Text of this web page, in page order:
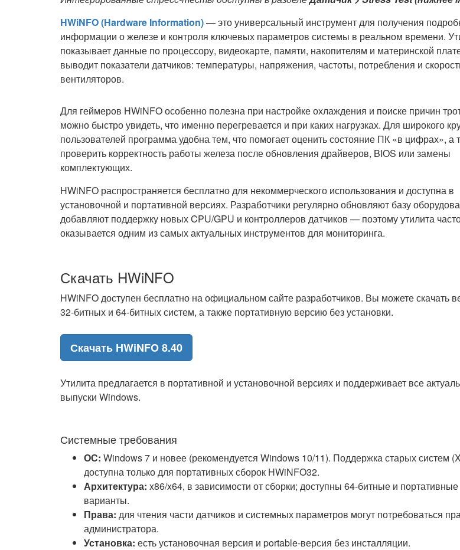
HWiNFO (Hardware Information)— это универсальный инструмент для получения
информации о железе и контроля ключевых параметров системы в реальном времени.
показывает данные по процессору, видеокарте, памяти, накопителям и материнской
выводит показатели датчиков: температуры, напряжения, частоты, потребления и
вентиляторов.
Для геймеров HWiNFO особенно полезна при настройке охлаждения и поиске причин
можно быстро увидеть, что именно перегревается и при каких нагрузках. Для широкого
пользователей программа удобна тем, что помогает оценить состояние ПК «в цифрах», а
проверить корректность работы железа после обновления драйверов, BIOS или замены
комплектующих.
HWiNFO распространяется бесплатно для некоммерческого использования и доступна в
установочной и портативной версиях. Разработчики регулярно обновляют базу
добавляют поддержку новых CPU/GPU и контроллеров датчиков — поэтому утилита
оказывается одним из самых актуальных инструментов для мониторинга.
Скачать HWiNFO
HWiNFO доступен бесплатно на официальном сайте разработчиков. Вы можете скачать
32-битных и 64-битных систем, а также портативную версию без установки.
Скачать HWiNFO 8.40
Утилита предлагается в портативной и установочной версиях и поддерживает все
выпуски Windows.
Системные требования
ОС: Windows 7 и новее (рекомендуется Windows 10/11). Поддержка старых систем
доступна только для портативных сборок HWiNFO32.
Архитектура: x86/x64, в зависимости от сборки; доступны 64-битные и портативные
варианты.
Права: для чтения части датчиков и системных параметров могут потребоваться
администратора.
Установка: есть установочная версия и portable-версия без инсталляции.